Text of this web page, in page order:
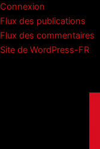
Connexion
Flux des publications
Flux des commentaires
Site de WordPress-FR